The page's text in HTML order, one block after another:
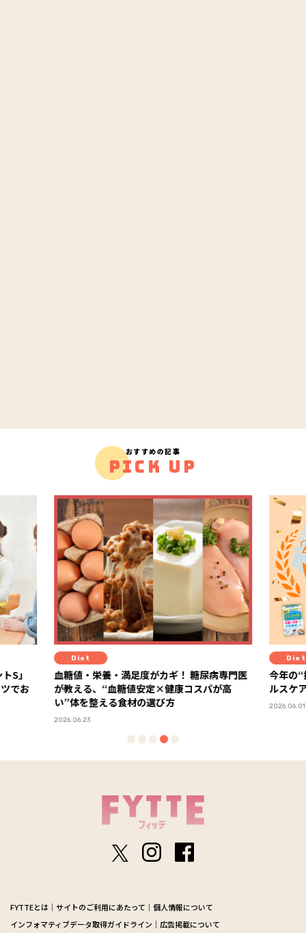
おすすめの記事
PICK UP
S」
でお
Diet
血糖値・栄養・満足度がカギ！ 糖尿病専門医
が教える、“血糖値安定×健康コスパが高
い”体を整える食材の選び方
2026.06.23
Diet
今年の
ルスケ
2026.06.01
FYTTEとは サイトのご利用にあたって
個人情報について
インフォマティブデータ取得ガイドライン
広告掲載について